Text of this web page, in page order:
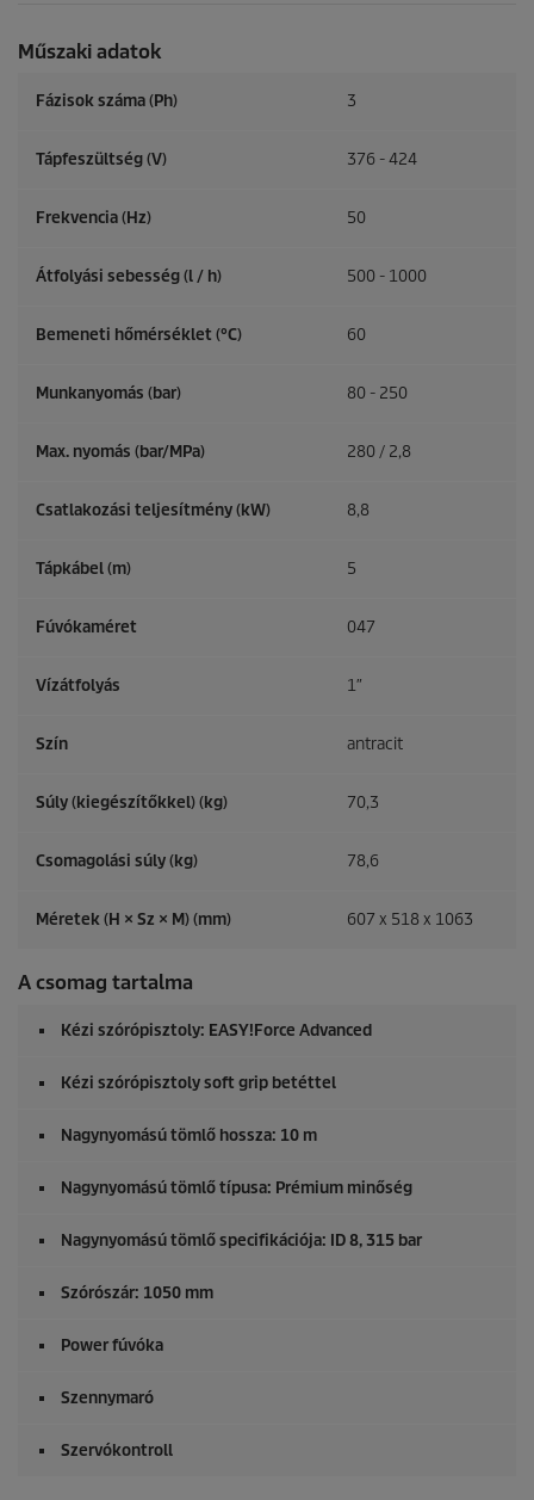
Műszaki adatok
Fázisok száma (Ph) 3
Tápfeszültség (V) 376 - 424
Frekvencia (Hz) 50
Átfolyási sebesség (l / h) 500 - 1000
Bemeneti hőmérséklet (°C) 60
Munkanyomás (bar) 80 - 250
Max. nyomás (bar/MPa) 280 / 2,8
Csatlakozási teljesítmény (kW) 8,8
Tápkábel (m) 5
Fúvókaméret 047
Vízátfolyás 1″
Szín antracit
Súly (kiegészítőkkel) (kg) 70,3
Csomagolási súly (kg) 78,6
Méretek (H × Sz × M) (mm) 607 x 518 x 1063
A csomag tartalma
Kézi szórópisztoly: EASY!Force Advanced
Kézi szórópisztoly soft grip betéttel
Nagynyomású tömlő hossza: 10 m
Nagynyomású tömlő típusa: Prémium minőség
Nagynyomású tömlő specifikációja: ID 8, 315 bar
Szórószár: 1050 mm
Power fúvóka
Szennymaró
Szervókontroll